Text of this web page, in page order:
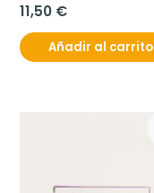
11,50 €
Añadir al carrito